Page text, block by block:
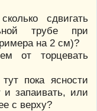
сдвигать
трубе при
на 2 см)?
от торцевать
пока ясности
и запаивать, или
с верху?